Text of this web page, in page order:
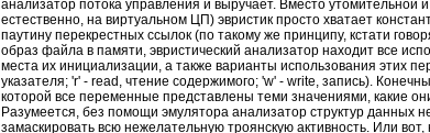
анализатор потока управления и выручает. Вместо
естественно, на виртуальном ЦП) эвристик просто хватает
паутину перекрестных ссылок (по такому же принципу, кстати
образ файла в памяти, эвристический анализатор находит все
места их инициализации, а также варианты использования этих
указателя; 'r' - read, чтение содержимого; 'w' - write, запись).
которой все переменные представлены теми значениями, какие
Разумеется, без помощи эмулятора анализатор структур данных
замаскировать всю нежелательную троянскую активность. Или